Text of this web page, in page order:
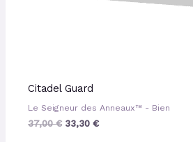
Citadel Guard
Le Seigneur des Anneaux™ - Bien
37,00€ 33,30 €